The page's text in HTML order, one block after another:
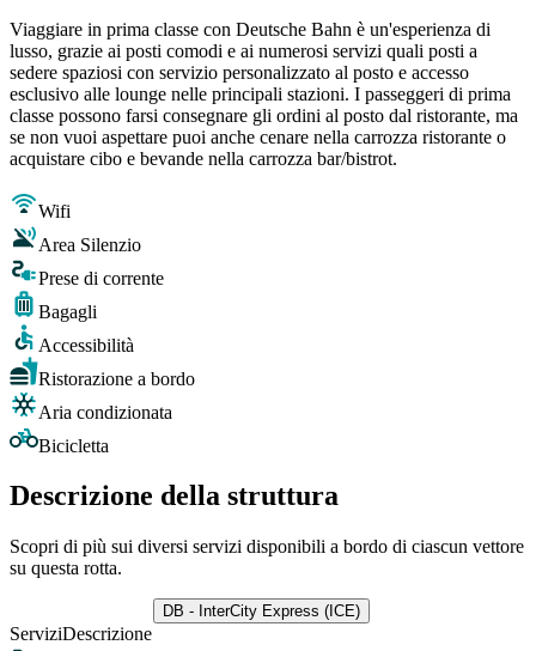
Viaggiare in prima classe con Deutsche Bahn è un'esperienza di
lusso, grazie ai posti comodi e ai numerosi servizi quali posti a
sedere spaziosi con servizio personalizzato al posto e accesso
esclusivo alle lounge nelle principali stazioni. I passeggeri di prima
classe possono farsi consegnare gli ordini al posto dal ristorante, ma
se non vuoi aspettare puoi anche cenare nella carrozza ristorante o
acquistare cibo e bevande nella carrozza bar/bistrot.
Wifi
Area Silenzio
Prese di corrente
Bagagli
Accessibilità
Ristorazione a bordo
Aria condizionata
Bicicletta
Descrizione della struttura
Scopri di più sui diversi servizi disponibili a bordo di ciascun vettore
su questa rotta.
DB - InterCity Express (ICE)
ServiziDescrizione